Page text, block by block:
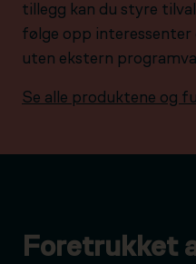
tillegg kan du styre
følge opp
uten ekstern
Se alle produktene og
Foretrukket